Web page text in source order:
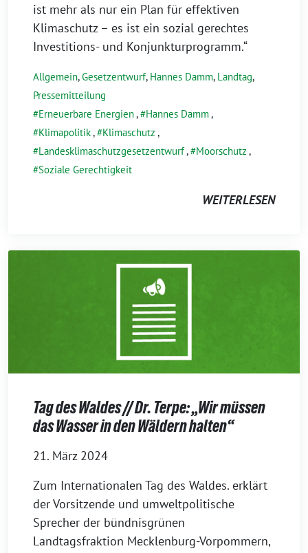
ist mehr als nur ein Plan für effektiven
Klimaschutz – es ist ein sozial gerechtes
Investitions- und Konjunkturprogramm.“
Allgemein,Gesetzentwurf, Hannes Damm, Landtag,
Pressemitteilung
Erneuerbare Energien, Hannes Damm,
Klimapolitik, Klimaschutz ,
Landesklimaschutzgesetzentwurf, Moorschutz ,
Soziale Gerechtigkeit
WEITERLESEN
Tag des Waldes // Dr. Terpe: „Wir müssen
das Wasser in den Wäldern halten“
21. März 2024
Zum Internationalen Tag des Waldes. erklärt
der Vorsitzende und umweltpolitische
Sprecher der bündnisgrünen
Landtagsfraktion Mecklenburg-Vorpommern,